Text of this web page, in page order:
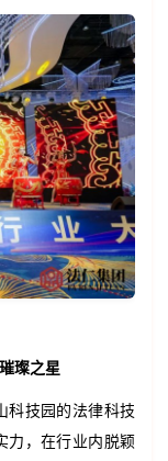
璨之星
科技园的法律科技
力，在行业内脱颖